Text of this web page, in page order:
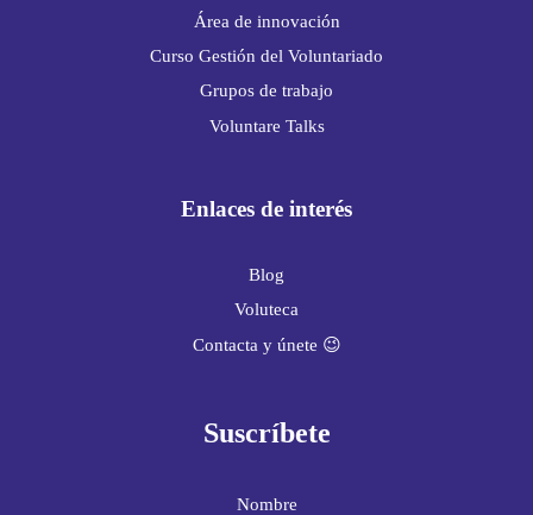
Área de innovación
Curso Gestión del Voluntariado
Grupos de trabajo
Voluntare Talks
Enlaces de interés
Blog
Voluteca
Contacta y únete 😉
Suscríbete
Nombre